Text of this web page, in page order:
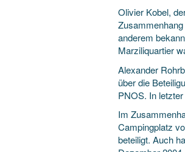
Olivier Kobel,
anderem
Marziliquartier
Alexander
über die
PNOS. In
Im
Campingplatz
beteiligt. Auch